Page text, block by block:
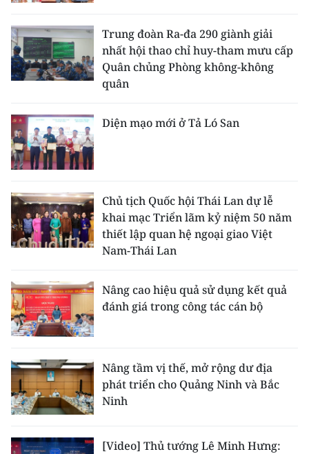
Trung đoàn Ra-đa 290 giành giải
nhất hội thao chỉ huy-tham mưu cấp
Quân chủng Phòng không-không
quân
Diện mạo mới ở Tả Ló San
Chủ tịch Quốc hội Thái Lan dự lễ
khai mạc Triển lãm kỷ niệm 50 năm
thiết lập quan hệ ngoại giao Việt
Nam-Thái Lan
Nâng cao hiệu quả sử dụng kết quả
đánh giá trong công tác cán bộ
Nâng tầm vị thế, mở rộng dư địa
phát triển cho Quảng Ninh và Bắc
Ninh
[Video] Thủ tướng Lê Minh Hưng: